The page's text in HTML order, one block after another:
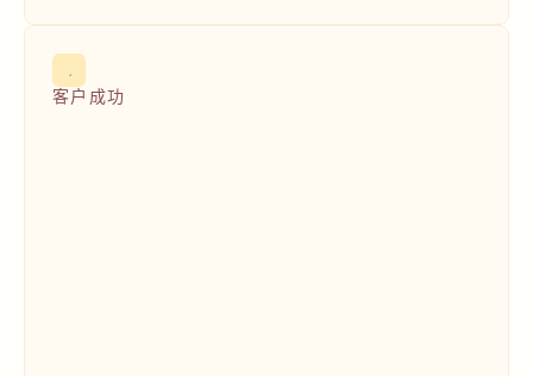
客户成功